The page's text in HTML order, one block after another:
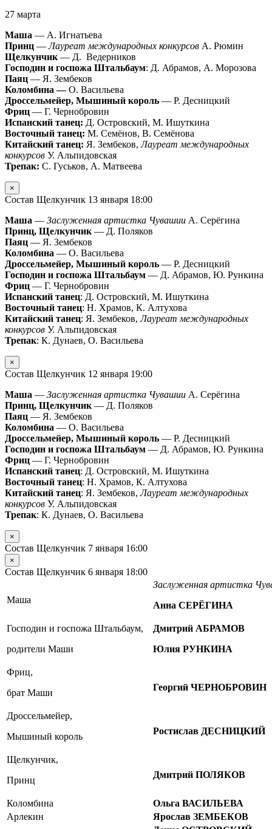
27 марта
Маша — А. Игнатьева
Принц —Лауреат международных конкурсов А. Рюмин
Щелкунчик — Д. Ведерников
Господин и госпожа Штальбаум: Д. Абрамов, А. Морозова
Паяц — Я. Зембеков
Коломбина —О. Васильева
Дроссельмейер, Мышиный король — Р. Десницкий
Фриц — Г. Чернобровин
Испанский танец: Д. Островский, М. Ишуткина
Восточный танец: М. Семёнов, В. Семёнова
Китайский танец: Я. Зембеков,Лауреат международных
конкурсов У. Альпидовская
Трепак: С. Гуськов, А. Матвеева
×
Состав Щелкунчик 13 января 18:00
Маша — Заслуженная артистка Чувашии А. Серёгина
Принц, Щелкунчик — Д. Поляков
Паяц — Я. Зембеков
Коломбина — О. Васильева
Дроссельмейер, Мышиный король — Р. Десницкий
Господин и госпожа Штальбаум — Д. Абрамов, Ю. Рункина
Фриц — Г. Чернобровин
Испанский танец: Д. Островский, М. Ишуткина
Восточный танец: Н. Храмов, К. Алтухова
Китайский танец: Я. Зембеков,Лауреат международных
конкурсов У. Альпидовская
Трепак: К. Дунаев, О. Васильева
×
Состав Щелкунчик 12 января 19:00
Маша — Заслуженная артистка Чувашии А. Серёгина
Принц, Щелкунчик — Д. Поляков
Паяц — Я. Зембеков
Коломбина — О. Васильева
Дроссельмейер, Мышиный король — Р. Десницкий
Господин и госпожа Штальбаум — Д. Абрамов, Ю. Рункина
Фриц — Г. Чернобровин
Испанский танец: Д. Островский, М. Ишуткина
Восточный танец: Н. Храмов, К. Алтухова
Китайский танец: Я. Зембеков,Лауреат международных
конкурсов У. Альпидовская
Трепак: К. Дунаев, О. Васильева
×
Состав Щелкунчик 7 января 16:00
×
Состав Щелкунчик 6 января 18:00
Маша
Заслуженная артистка
Анна СЕРЁГИНА
Господин и госпожа Штальбаум,
родители Маши
Дмитрий АБРАМОВ
Юлия РУНКИНА
Фриц,
брат Маши
Георгий ЧЕРНОБРОВИН
Дроссельмейер,
Мышиный король
Ростислав ДЕСНИЦКИЙ
Щелкунчик,
Принц
Дмитрий ПОЛЯКОВ
Коломбина
Ольга ВАСИЛЬЕВА
Арлекин
Ярослав ЗЕМБЕКОВ